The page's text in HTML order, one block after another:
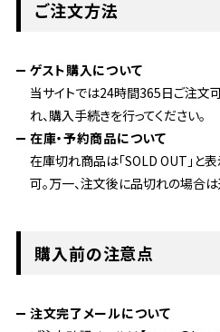
ご注文方法
ゲスト購入について
当サイトでは24時間365日ご注文
れ、購入手続きを行ってください。
在庫・予約商品について
在庫切れ商品は「SOLD OUT」と
可。万一、注文後に品切れの場合は
購入前の注意点
注文完了メールについて